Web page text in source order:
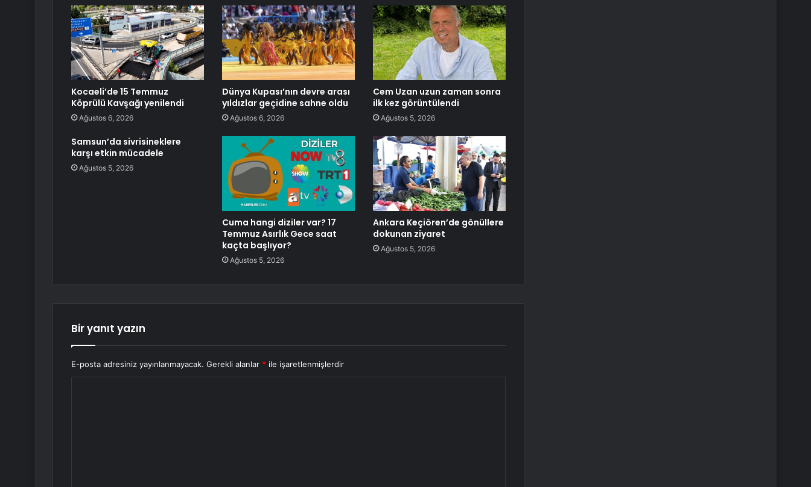
Kocaeli’de 15 Temmuz
Köprülü Kavşağı yenilendi
Ağustos 6, 2026
Dünya Kupası’nın devre arası
yıldızlar geçidine sahne oldu
Ağustos 6, 2026
Cem Uzan uzun zaman sonra
ilk kez görüntülendi
Ağustos 5, 2026
Samsun’da sivrisineklere
karşı etkin mücadele
Ağustos 5, 2026
Cuma hangi diziler var? 17
Temmuz Asırlık Gece saat
kaçta başlıyor?
Ağustos 5, 2026
Ankara Keçiören’de gönüllere
dokunan ziyaret
Ağustos 5, 2026
Bir yanıt yazın
E-posta adresiniz yayınlanmayacak. Gerekli alanlar * ile işaretlenmişlerdir